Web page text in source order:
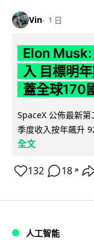
Vin 1 日
Elon
入 目標明
蓋全球170
SpaceX 公佈最新
季度收入按年飆升
全文
132 18 ↗
人工智能